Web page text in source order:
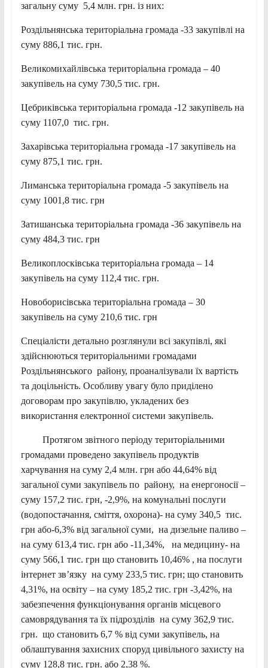
загальну суму 5,4 млн. грн. із них:
Роздільнянська територіальна громада -33 закупівлі на
суму 886,1 тис. грн.
Великомихайлівська територіальна громада – 40
закупівель на суму 730,5 тис. грн.
Цебриківська територіальна громада -12 закупівель на
суму 1107,0 тис. грн.
Захарівська територіальна громада -17 закупівель на
суму 875,1 тис. грн.
Лиманська територіальна громада -5 закупівель на
суму 1001,8 тис. грн
Затишанська територіальна громада -36 закупівель на
суму 484,3 тис. грн
Великоплосківська територіальна громада – 14
закупівель на суму 112,4 тис. грн.
Новоборисівська територіальна громада – 30
закупівель на суму 210,6 тис. грн
Спеціалісти детально розглянули всі закупівлі, які
здійснюються територіальними громадами
Роздільнянського району, проаналізували їх вартість
та доцільність. Особливу увагу було приділено
договорам про закупівлю, укладених без
використання електронної системи закупівель.
Протягом звітного періоду територіальними
громадами проведено закупівель продуктів
харчування на суму 2,4 млн. грн або 44,64% від
загальної суми закупівель по району, на енергоносії –
суму 157,2 тис. грн, -2,9%, на комунальні послуги
(водопостачання, сміття, охорона)- на суму 340,5 тис.
грн або-6,3% від загальної суми, на дизельне паливо –
на суму 613,4 тис. грн або -11,34%, на медицину- на
суму 566,1 тис. грн що становить 10,46% , на послуги
інтернет зв’язку на суму 233,5 тис. грн; що становить
4,31%, на освіту – на суму 185,2 тис. грн -3,42%, на
забезпечення функціонування органів місцевого
самоврядування та їх підрозділів на суму 362,9 тис.
грн. що становить 6,7 % від суми закупівель, на
облаштування захисних споруд цивільного захисту на
суму 128,8 тис. грн. або 2,38 %.